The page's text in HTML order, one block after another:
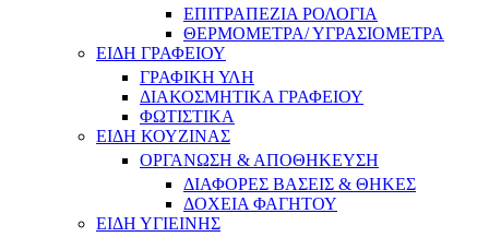
ΕΠΙΤΡΑΠΕΖΙΑ ΡΟΛΟΓΙΑ
ΘΕΡΜΟΜΕΤΡΑ/ ΥΓΡΑΣΙΟΜΕΤΡΑ
ΕΙΔΗ ΓΡΑΦΕΙΟΥ
ΓΡΑΦΙΚΗ ΥΛΗ
ΔΙΑΚΟΣΜΗΤΙΚΑ ΓΡΑΦΕΙΟΥ
ΦΩΤΙΣΤΙΚΑ
ΕΙΔΗ ΚΟΥΖΙΝΑΣ
ΟΡΓΑΝΩΣΗ & ΑΠΟΘΗΚΕΥΣΗ
ΔΙΑΦΟΡΕΣ ΒΑΣΕΙΣ & ΘΗΚΕΣ
ΔΟΧΕΙΑ ΦΑΓΗΤΟΥ
ΕΙΔΗ ΥΓΙΕΙΝΗΣ